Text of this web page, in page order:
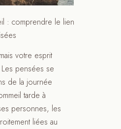
: comprendre le lien
votre esprit
pensées se
de la journée
tarde à
personnes, les
liées au